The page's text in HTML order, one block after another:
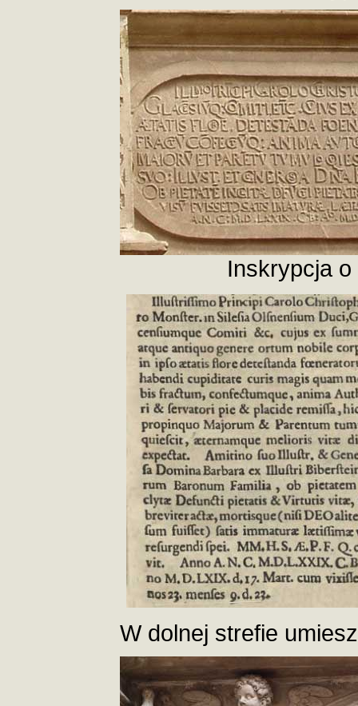
Inskrypcja
W dolnej strefie